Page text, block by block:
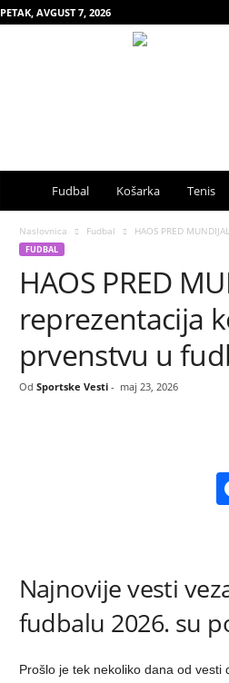
PETAK, AVGUST 7, 2026
p
o
t
s
s
t
i
Fudbal Košarka Tenis
Naslovnica Fudbal HAOS PRED
FUDBAL
HAOS PRED
reprezentacija
prvenstvu u
Od Sportske Vesti- maj 23, 2026
Najnovije vesti
fudbalu 2026. su
Prošlo je tek nekoliko dana od vesti